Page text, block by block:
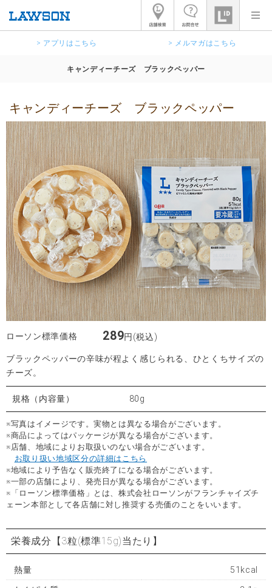
> アプリはこちら > メルマガはこちら
キャンディーチーズ ブラックペッパー
キャンディーチーズ ブラックペッパー
ローソン標準価格 289円(税込)
ブラックペッパーの辛味が程よく感じられる、ひとくちサイズの
チーズ。
規格（内容量） 80g
※写真はイメージです。実物とは異なる場合がございます。
※商品によってはパッケージが異なる場合がございます。
※店舗、地域によりお取扱いのない場合がございます。
お取り扱い地域区分の詳細はこちら
※地域により予告なく販売終了になる場合がございます。
※一部の店舗により、発売日が異なる場合がございます。
※「ローソン標準価格」とは、株式会社ローソンがフランチャイズチ
ェーン本部として各店舗に対し推奨する売価のことをいいます。
栄養成分 【3粒(標準15g)当たり】
熱量 51kcal